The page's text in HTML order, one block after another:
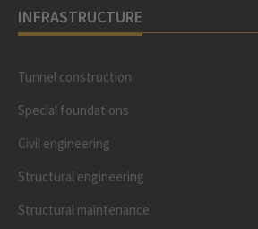
INFRASTRUCTURE
Tunnel construction
Special foundations
Civil engineering
Structural engineering
Structural maintenance